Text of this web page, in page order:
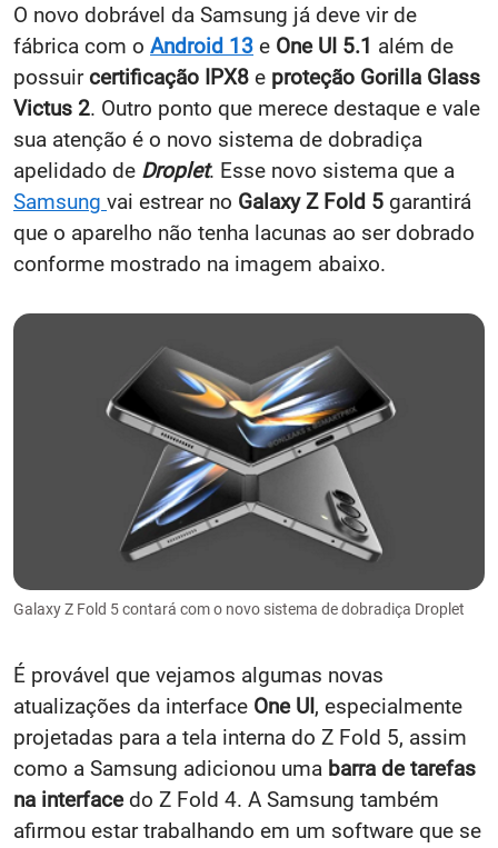
O novo dobrável da Samsung já deve vir de
fábrica com o Android 13 e One UI 5.1 além de
possuircertificação IPX8 e proteção Gorilla Glass
Victus 2. Outro ponto que merece destaque e vale
sua atenção é o novo sistema de dobradiça
apelidado de Droplet. Esse novo sistema que a
Samsung vai estrear no Galaxy Z Fold 5 garantirá
que o aparelho não tenha lacunas ao ser dobrado
conforme mostrado na imagem abaixo.
Galaxy Z Fold 5 contará com o novo sistema de dobradiça Droplet
É provável que vejamos algumas novas
atualizações da interface One UI, especialmente
projetadas para a tela interna do Z Fold 5, assim
como a Samsung adicionou uma barra de tarefas
na interfacedo Z Fold 4. A Samsung também
afirmou estar trabalhando em um software que se